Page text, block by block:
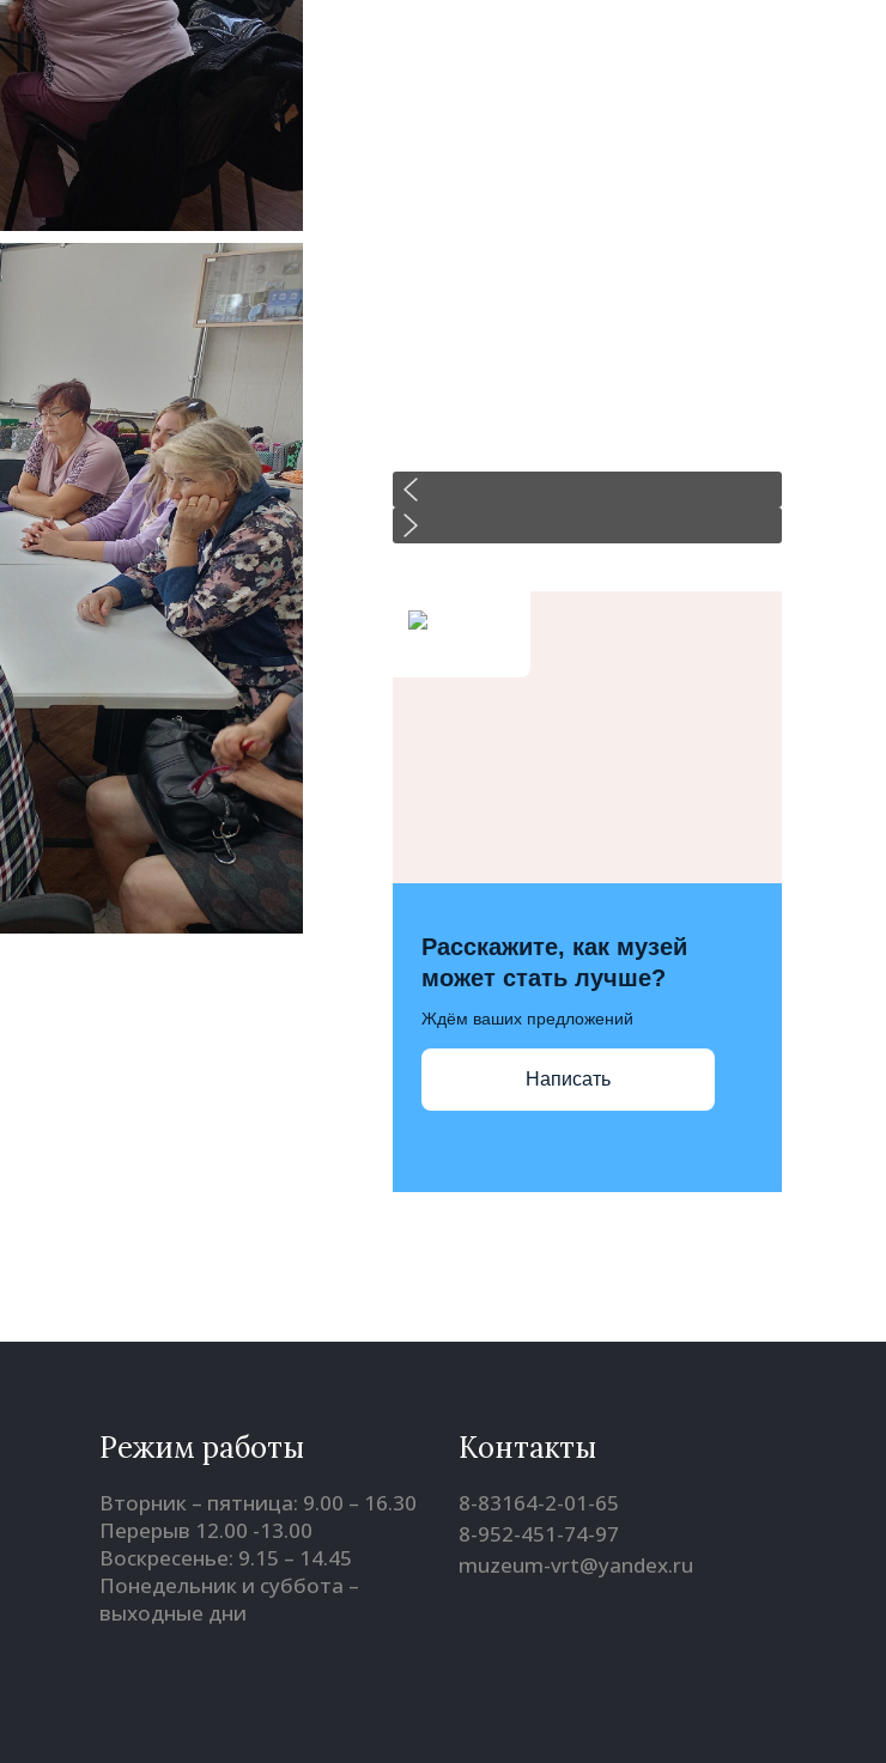
Расскажите, как музей
может стать лучше?
Ждём ваших предложений
Написать
Режим работы
Вторник – пятница: 9.00 – 16.30
Перерыв 12.00 -13.00
Воскресенье: 9.15 – 14.45
Понедельник и суббота –
выходные дни
Контакты
8-83164-2-01-65
8-952-451-74-97
muzeum-vrt@yandex.ru